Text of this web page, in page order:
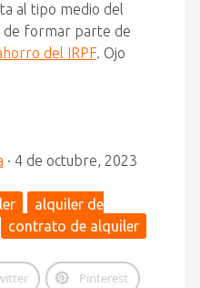
al tipo medio del
de formar parte de
del IRPF. Ojo
· 4 de octubre, 2023
alquiler de
contrato de alquiler
Pinterest